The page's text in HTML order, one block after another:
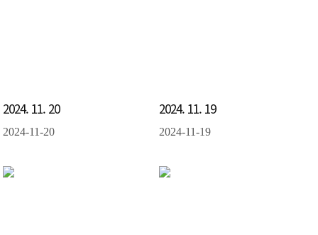
2024. 11. 20
2024-11-20
2024. 11. 19
2024-11-19